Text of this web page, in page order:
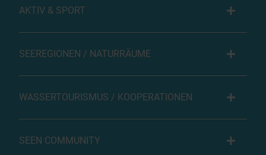
AKTIV & SPORT
SEEREGIONEN / NATURRÄUME
WASSERTOURISMUS / KOOPERATIONEN
SEEN COMMUNITY